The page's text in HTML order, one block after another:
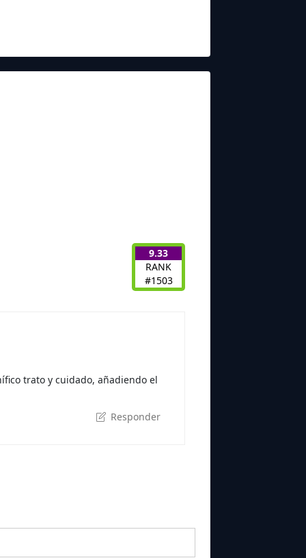
9.33
RANK
#1503
trato y cuidado, añadiendo el
Responder